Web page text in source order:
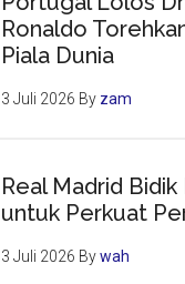
Ronaldo
Piala Dunia
3 Juli 2026 By zam
Real Madrid
untuk Perkuat
3 Juli 2026 Bywah